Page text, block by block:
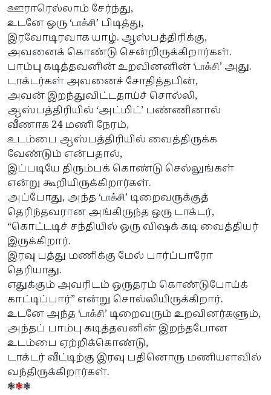
ஊராரெல்லாம் சேர்ந்து,
உடனே ஒரு ‘டாக்சி’ பிடித்து,
இரவோடிரவாக யாழ். ஆஸ்பத்திரிக்கு,
அவனைக் கொண்டு சென்றிருக்கிறார்கள்.
பாம்பு கடித்தவனின் உறவினனின் ‘டாக்சி’ அது.
டாக்டர்கள் அவனைச் சோதித்தபின்,
அவன் இறந்துவிட்டதாய்ச் சொல்லி,
ஆஸ்பத்திரியில் ‘அட்மிட்’ பண்ணினால்
வீணாக 24 மணி நேரம்,
உடம்பை ஆஸ்பத்திரியில் வைத்திருக்க
வேண்டும் என்பதால்,
இப்படியே திரும்பக் கொண்டு செல்லுங்கள்
என்று கூறியிருக்கிறார்கள்.
அப்போது, அந்த ‘டாக்சி’ டிறைவருக்குத்
தெரிந்தவரான அங்கிருந்த ஒரு டாக்டர்,
“கொட்டடிச் சந்தியில் ஒரு விஷக் கடி வைத்தியர்
இருக்கிறார்.
இரவு பத்து மணிக்கு மேல் பார்ப்பாரோ
தெரியாது.
எதுக்கும் அவரிடம் ஒருதரம் கொண்டுபோய்க்
காட்டிப்பார்” என்று சொல்லியிருக்கிறார்.
உடனே அந்த ‘டாக்சி’ டிறைவரும் உறவினர்களும்,
அந்தப் பாம்பு கடித்தவனின் இறந்தபோன
உடம்பை ஏற்றிக்கொண்டு,
டாக்டர் வீட்டிற்கு இரவு பதினொரு மணியளவில்
வந்திருக்கிறார்கள்.
❃❃❃